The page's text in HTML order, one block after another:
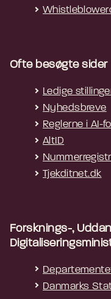
Ofte besøgte sider
Ledige
Nyhedsbreve
Reglerne i AI-
AltID
Tjekditnet.dk
Forsknings-,
Danmarks